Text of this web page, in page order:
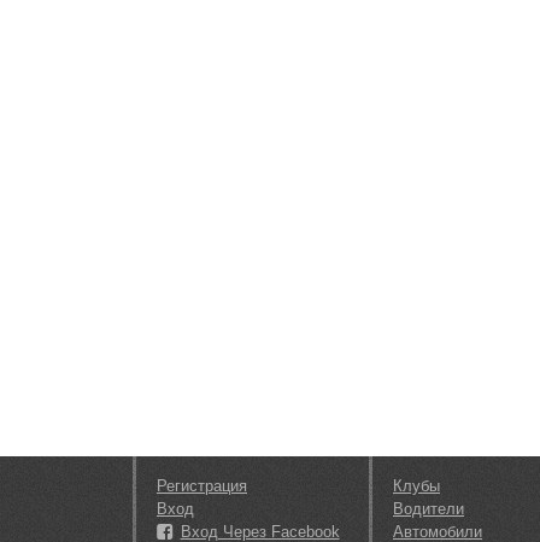
Регистрация
Вход
Вход Через Facebook
Клубы
Водители
Автомобили